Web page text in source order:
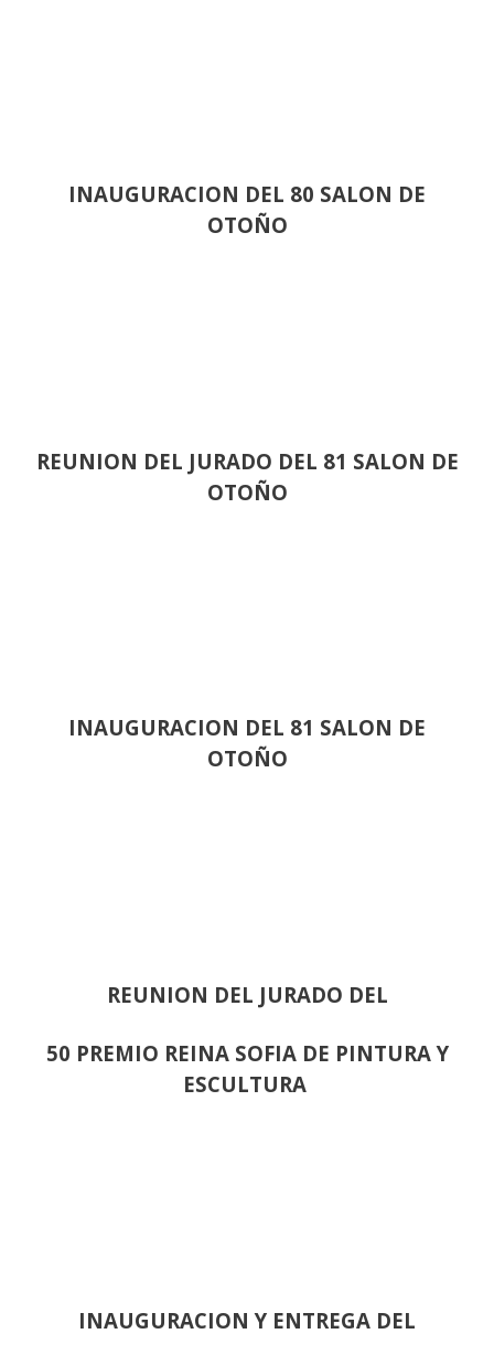
INAUGURACION DEL 80 SALON DE
OTOÑO
REUNION DEL JURADO DEL 81 SALON DE
OTOÑO
INAUGURACION DEL 81 SALON DE
OTOÑO
REUNION DEL JURADO DEL
50 PREMIO REINA SOFIA DE PINTURA Y
ESCULTURA
INAUGURACION Y ENTREGA DEL